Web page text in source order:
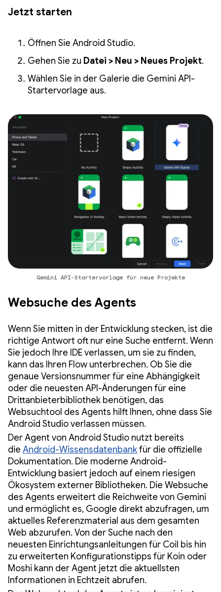
Jetzt starten
Öffnen Sie Android Studio.
Gehen Sie zu Datei > Neu > Neues Projekt.
Wählen Sie in der Galerie die Gemini API-
Startervorlage aus.
Gemini API-Startervorlage für neue Projekte
Websuche des Agents
Wenn Sie mitten in der Entwicklung stecken, ist die
richtige Antwort oft nur eine Suche entfernt. Wenn
Sie jedoch Ihre IDE verlassen, um sie zu finden,
kann das Ihren Flow unterbrechen. Ob Sie die
genaue Versionsnummer für eine Abhängigkeit
oder die neuesten API-Änderungen für eine
Drittanbieterbibliothek benötigen, das
Websuchtool des Agents hilft Ihnen, ohne dass Sie
Android Studio verlassen müssen.
Der Agent von Android Studio nutzt bereits
die Android-Wissensdatenbankfür die offizielle
Dokumentation. Die moderne Android-
Entwicklung basiert jedoch auf einem riesigen
Ökosystem externer Bibliotheken. Die Websuche
des Agents erweitert die Reichweite von Gemini
und ermöglicht es, Google direkt abzufragen, um
aktuelles Referenzmaterial aus dem gesamten
Web abzurufen. Von der Suche nach den
neuesten Einrichtungsanleitungen für Coil bis hin
zu erweiterten Konfigurationstipps für Koin oder
Moshi kann der Agent jetzt die aktuellsten
Informationen in Echtzeit abrufen.